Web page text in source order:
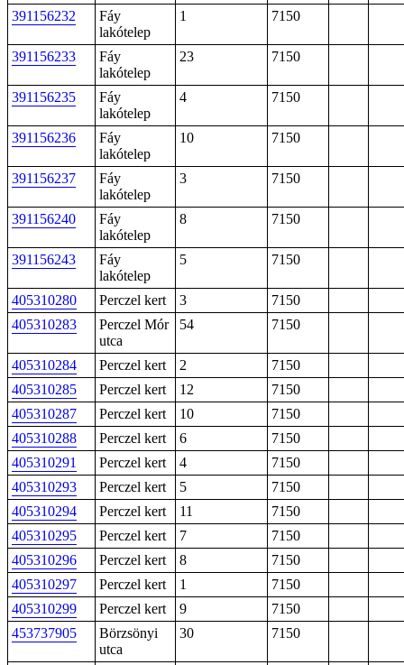
391156232
Fáy
lakótelep
1 7150
391156233
Fáy
lakótelep
23 7150
391156235
Fáy
lakótelep
4 7150
391156236
Fáy
lakótelep
10 7150
391156237
Fáy
lakótelep
3 7150
391156240
Fáy
lakótelep
8 7150
391156243
Fáy
lakótelep
5 7150
405310280 Perczel kert 3
7150
405310283
Perczel Mór
utca
54 7150
405310284 Perczel kert 2
7150
405310285
Perczel kert 12
7150
405310287
Perczel kert 10
7150
405310288
Perczel kert 6
7150
405310291
Perczel kert 4
7150
405310293
Perczel kert 5
7150
405310294
Perczel kert 11
7150
405310295
Perczel kert 7
7150
405310296
Perczel kert 8
7150
405310297
Perczel kert 1
7150
405310299
Perczel kert 9
7150
453737905
Börzsönyi
utca
30 7150